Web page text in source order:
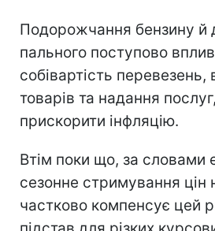
Подорожчання бензину й
пального поступово
собівартість
товарів та надання
прискорити інфляцію.
Втім поки що, за словами
сезонне стримування цін
частково компенсує цей